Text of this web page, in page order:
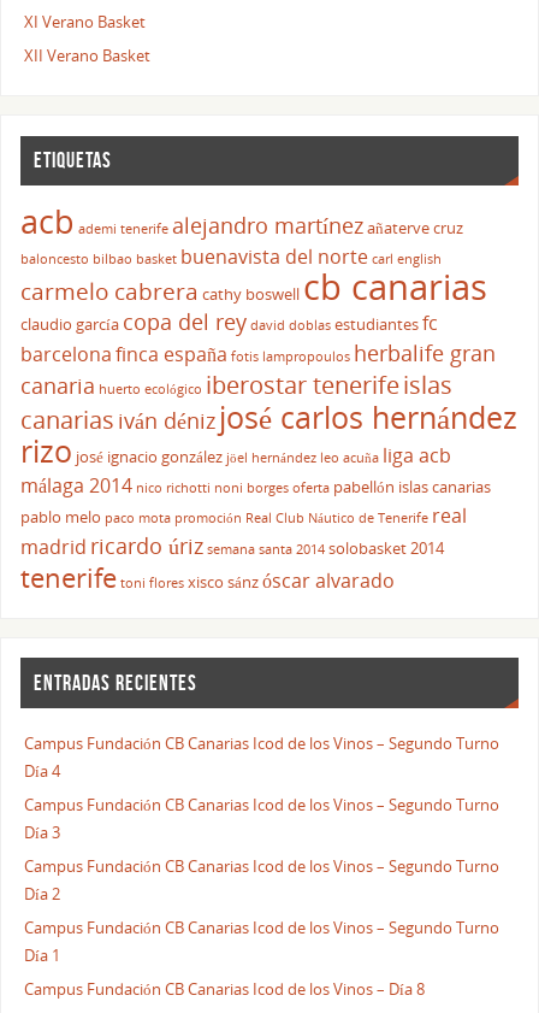
XI Verano Basket
XII Verano Basket
ETIQUETAS
acb ademi tenerife alejandro martínezañaterve cruz
baloncesto bilbao basket buenavista del norte carl english
carmelo cabrera cathy boswell cb canarias
claudio garcía copa del rey david doblas estudiantesfc
barcelonafinca españa fotis lampropoulos herbalife gran
canaria huerto ecológico iberostar tenerifeislas
canarias iván déniz josé carlos hernández
rizo josé ignacio gonzález jöel hernández leo acuña liga acb
málaga 2014 nico richotti noni borges oferta pabellón islas canarias
pablo melo paco mota promoción Real Club Náutico de Tenerife real
madrid ricardo úriz semana santa 2014 solobasket 2014
tenerife toni flores xisco sánzóscar alvarado
ENTRADAS RECIENTES
Campus Fundación CB Canarias Icod de los Vinos – Segundo Turno
Día 4
Campus Fundación CB Canarias Icod de los Vinos – Segundo Turno
Día 3
Campus Fundación CB Canarias Icod de los Vinos – Segundo Turno
Día 2
Campus Fundación CB Canarias Icod de los Vinos – Segundo Turno
Día 1
Campus Fundación CB Canarias Icod de los Vinos – Día 8